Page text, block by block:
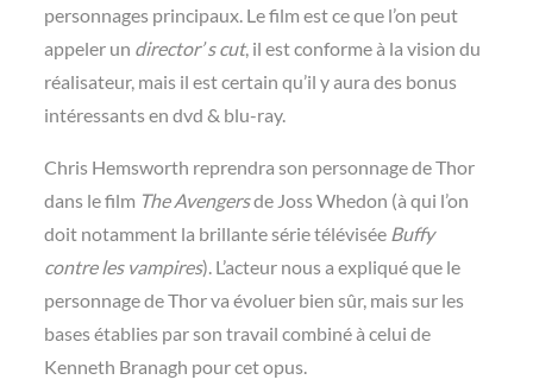
personnages principaux. Le film est ce que l’on peut
appeler un director’ s cut, il est conforme à la vision du
réalisateur, mais il est certain qu’il y aura des bonus
intéressants en dvd & blu-ray.
Chris Hemsworth reprendra son personnage de Thor
dans le film The Avengersde Joss Whedon (à qui l’on
doit notamment la brillante série télévisée Buffy
contre les vampires). L’acteur nous a expliqué que le
personnage de Thor va évoluer bien sûr, mais sur les
bases établies par son travail combiné à celui de
Kenneth Branagh pour cet opus.